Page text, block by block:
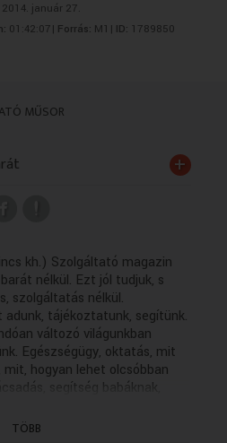
2014. január 27.
01:42:07| Forrás: M1| ID: 1789850
MŰSOR
+
kh.) Szolgáltató magazin
nélkül. Ezt jól tudjuk, s
szolgáltatás nélkül.
tájékoztatunk, segítünk.
változó világunkban
Egészségügy, oktatás, mit
hogyan lehet olcsóbban
segítség babáknak,
és sok minden más a
leveleiket, minden
TÖBB